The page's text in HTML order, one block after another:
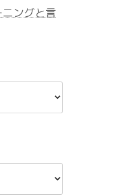
ングと言